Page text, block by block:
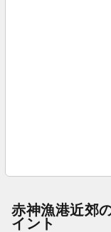
赤神漁港近郊
イント